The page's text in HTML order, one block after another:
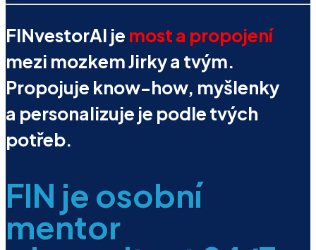
FINvestorAI je most a propojení
mezi mozkem Jirky a tvým.
Propojuje know-how, myšlenky
a personalizuje je podle tvých
potřeb.
FIN je osobní
mentor